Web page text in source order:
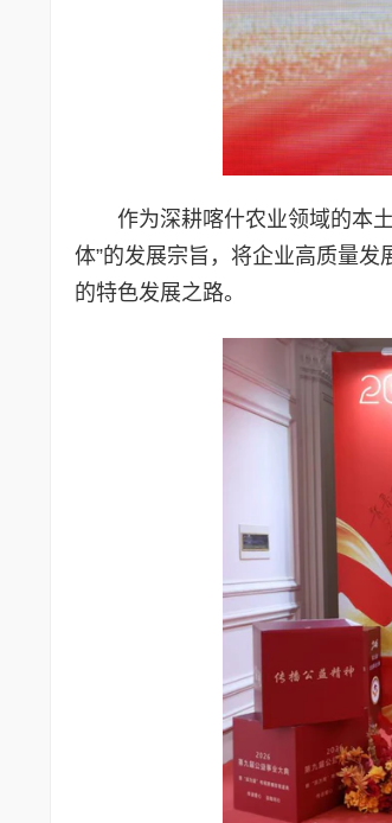
作为深耕喀什农业领域的本
体”的发展宗旨，将企业高质量
的特色发展之路。